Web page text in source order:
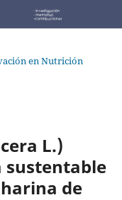
en Nutrición
L.)
de